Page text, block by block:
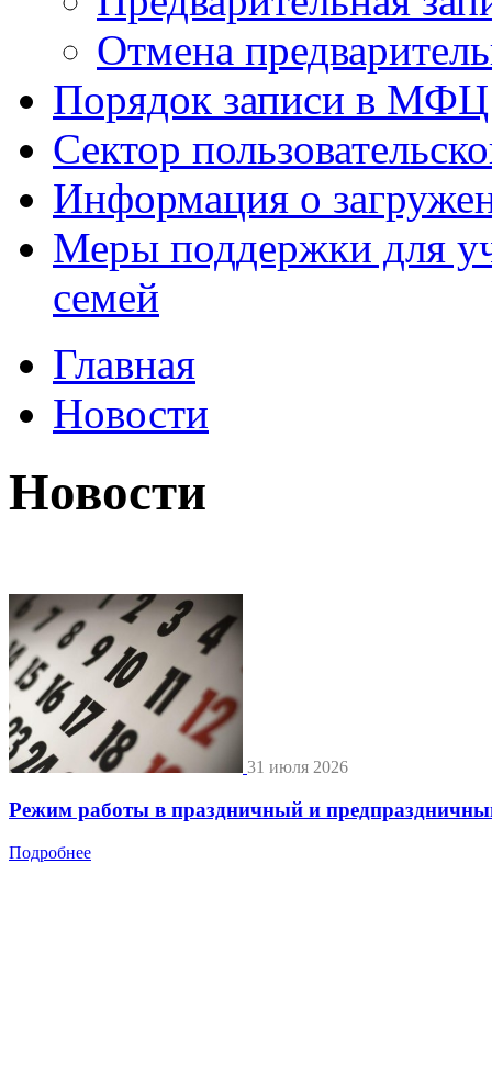
Отмена
Порядок записи в МФЦ
Сектор
Информация о
Меры поддержки для
семей
Главная
Новости
Новости
31 июля 2026
Режим работы в праздничный и
Подробнее